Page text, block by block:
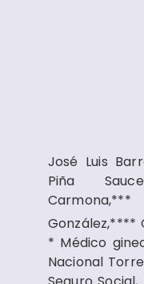
José Luis
Piña
González,****
* Médico
Nacional